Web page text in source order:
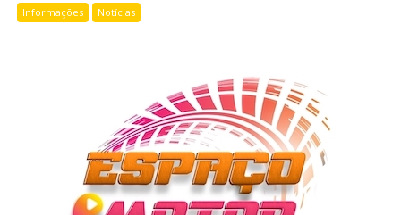
Informações Notícias